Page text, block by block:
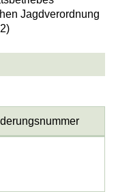
Jagdverordnung